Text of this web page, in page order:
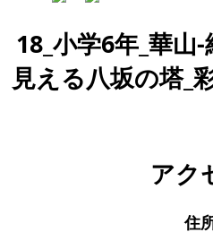
18_小学6年_華山
見える八坂の塔_
アク
住